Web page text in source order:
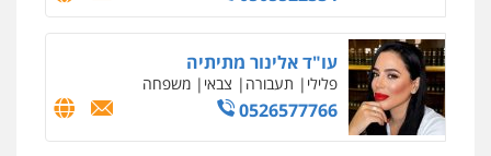
חנא בולוס – משרד עורכי דין
פלילי פשיעה חמורה צווארון לבן
0546661544